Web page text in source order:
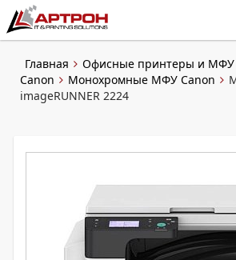
Главная Офисные принтеры и МФУ
Canon
Монохромные МФУ Canon
imageRUNNER 2224